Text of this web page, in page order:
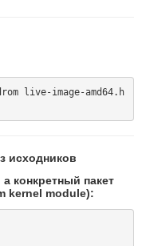
live-image-amd64.h
исходников
а конкретный пакет
kernel module):